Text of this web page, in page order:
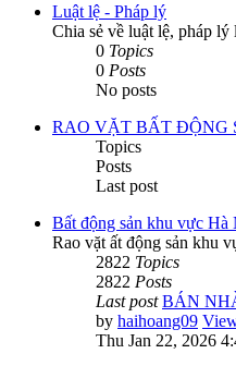
Luật lệ - Pháp lý
Chia sẻ về luật lệ, pháp
0 Topics
0 Posts
No posts
RAO VẶT BẤT ĐỘNG
Topics
Posts
Last post
Bất động sản khu vực Hà
Rao vặt ất động sản khu
2822 Topics
2822 Posts
Last post BÁN
by haihoang09
Thu Jan 22, 2026